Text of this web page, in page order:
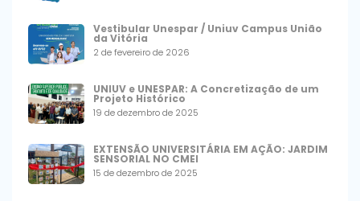
Vestibular Unespar / Uniuv Campus União
da Vitória
2 de fevereiro de 2026
UNIUV e UNESPAR: A Concretização de um
Projeto Histórico
19 de dezembro de 2025
EXTENSÃO UNIVERSITÁRIA EM AÇÃO: JARDIM
SENSORIAL NO CMEI
15 de dezembro de 2025